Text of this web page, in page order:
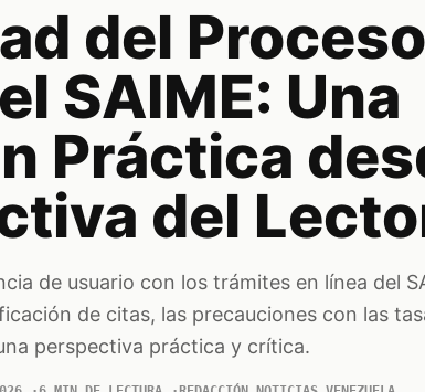
del
SAIME: Una
Práctica
del
de usuario con los trámites en línea del
de citas, las precauciones con las
perspectiva práctica y crítica.